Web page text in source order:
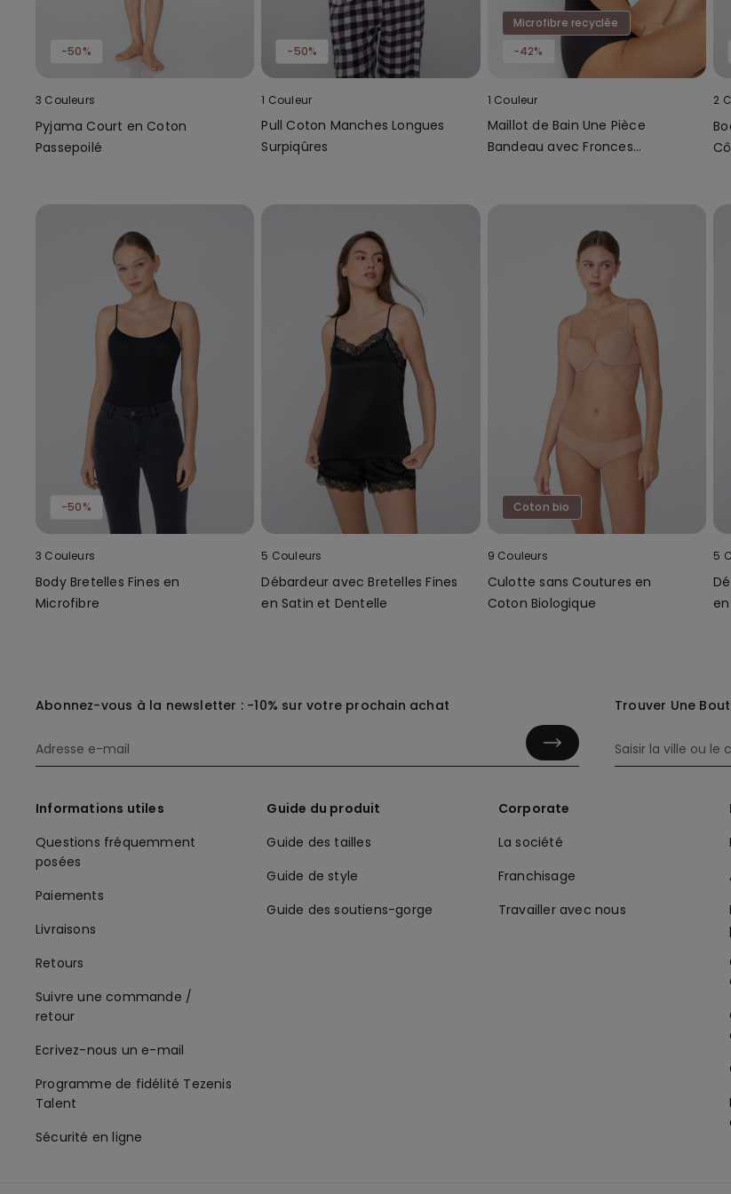
-50%
3 Couleurs
Pyjama Court en Coton
Passepoilé
-50%
1 Couleur
Pull Coton Manches Longues
Surpiqûres
Microfibre recyclée
-42%
1 Couleur
Maillot de Bain Une Pièce
Bandeau avec Fronces
2
-50%
3 Couleurs
Body Bretelles Fines en
Microfibre
5 Couleurs
Débardeur avec Bretelles Fines
en Satin et Dentelle
Coton bio
9 Couleurs
Culotte sans Coutures en
Coton Biologique
5
Abonnez-vous à la newsletter : -10% sur votre prochain achat Trouver Une
Informations utiles
Questions fréquemment
posées
Paiements
Livraisons
Retours
Suivre une commande /
retour
Ecrivez-nous un e-mail
Programme de fidélité Tezenis
Talent
Sécurité en ligne
Guide du produit
Guide des tailles
Guide de style
Guide des soutiens-gorge
Corporate
La société
Franchisage
Travailler avec nous